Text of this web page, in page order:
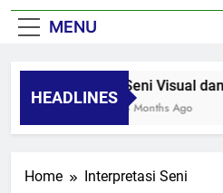
MENU
HEADLINES
Seni Visual
8 Months Ago
Home Interpretasi Seni